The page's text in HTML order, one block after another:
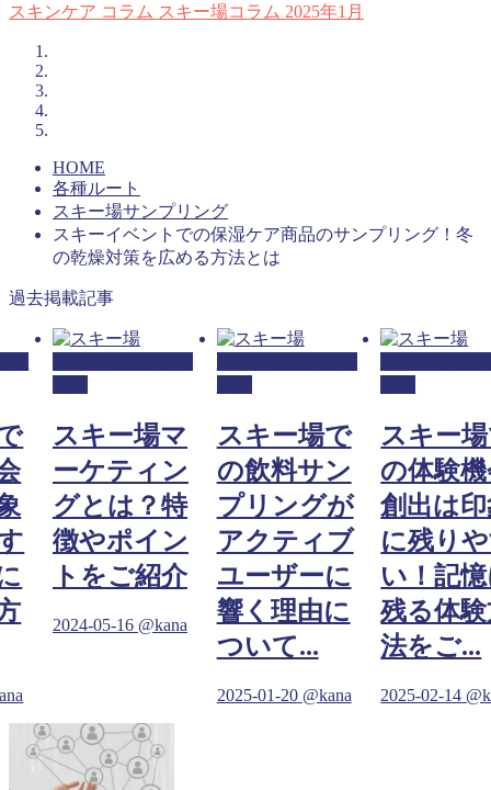
スキンケア コラム スキー場コラム 2025年1月
HOME
各種ルート
スキー場サンプリング
スキーイベントでの保湿ケア商品のサンプリング！冬
の乾燥対策を広める方法とは
過去掲載記事
スキー場マ
ーケティン
グとは？特
徴やポイン
トをご紹介
2024-05-16 @kana
スキー場で
の飲料サン
プリングが
アクティブ
ユーザーに
響く理由に
ついて...
2025-01-20 @kana
スキー
の体験
創出は
に残り
い！記
残る体
法をご...
2025-02-14